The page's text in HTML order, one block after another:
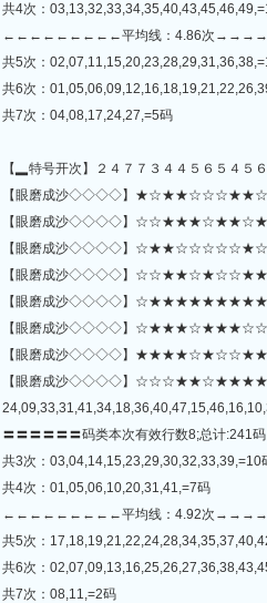
共4次：
←←←←←←←←←平均线：4.86次
共5次：
共6次：
共7次：04,08,17,24,27,=5码
【▂特号开次】２４７７３４４５６５４５
【眼磨成沙◇◇◇◇】
【眼磨成沙◇◇◇◇】
【眼磨成沙◇◇◇◇】
【眼磨成沙◇◇◇◇】
【眼磨成沙◇◇◇◇】
【眼磨成沙◇◇◇◇】
【眼磨成沙◇◇◇◇】
【眼磨成沙◇◇◇◇】
〓〓〓〓〓〓码类本次有效行数8;总计:241
共3次：03,04,14,15,23,29,30,32,33,39,=10
共4次：01,05,06,10,20,31,41,=7码
←←←←←←←←←平均线：4.92次
共5次：
共6次：
共7次：08,11,=2码